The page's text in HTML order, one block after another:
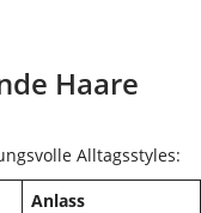
Haare
Alltagsstyles:
Anlass